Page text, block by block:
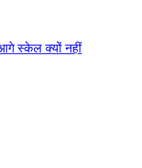
स्केल क्यों नहीं